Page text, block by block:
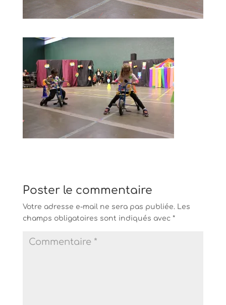
Poster le commentaire
Votre adresse e-mail ne sera pas publiée. Les
champs obligatoires sont indiqués avec *